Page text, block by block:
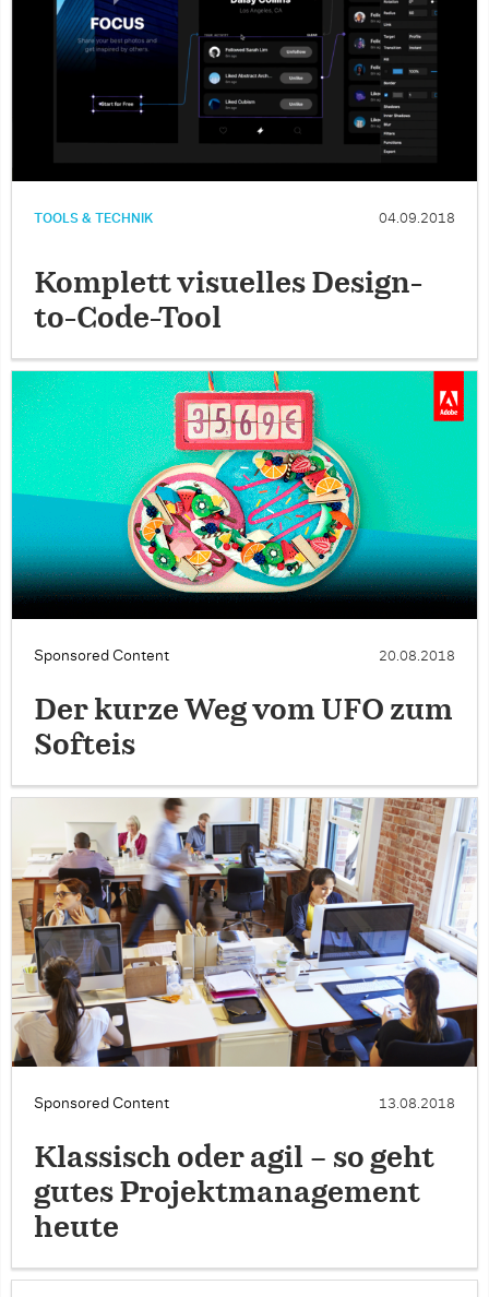
TOOLS & TECHNIK 04.09.2018
Komplett visuelles Design-
to-Code-Tool
Sponsored Content 20.08.2018
Der kurze Weg vom UFO zum
Softeis
Sponsored Content 13.08.2018
Klassisch oder agil – so geht
gutes Projektmanagement
heute